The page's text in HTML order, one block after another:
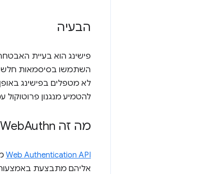
הבעיה
השתמשו בסיסמאות חלשות
לא מטפלים בפישינג
להטמיע מנגנון
מה זה Web Authn?
Web Authentication API